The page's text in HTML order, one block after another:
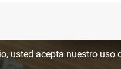
usted acepta nuestro uso